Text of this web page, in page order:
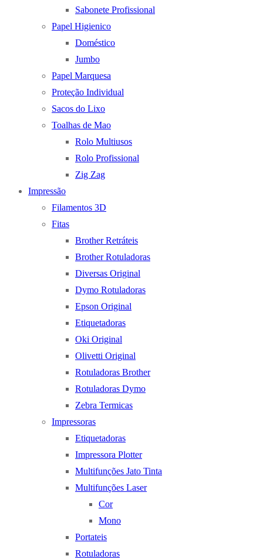
Sabonete Profissional
Papel Higienico
Doméstico
Jumbo
Papel Marquesa
Proteção Individual
Sacos do Lixo
Toalhas de Mao
Rolo Multiusos
Rolo Profissional
Zig Zag
Impressão
Filamentos 3D
Fitas
Brother Retráteis
Brother Rotuladoras
Diversas Original
Dymo Rotuladoras
Epson Original
Etiquetadoras
Oki Original
Olivetti Original
Rotuladoras Brother
Rotuladoras Dymo
Zebra Termicas
Impressoras
Etiquetadoras
Impressora Plotter
Multifunções Jato Tinta
Multifunções Laser
Cor
Mono
Portateis
Rotuladoras